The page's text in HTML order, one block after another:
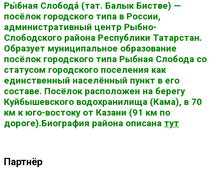
Ры́бная Слобода́ (тат. Балык Бистәсе) —
посёлок городского типа в России,
административный центр Рыбно-
Слободского района Республики Татарстан.
Образует муниципальное образование
посёлок городского типа Рыбная Слобода со
статусом городского поселения как
единственный населённый пункт в его
составе. Посёлок расположен на берегу
Куйбышевского водохранилища (Кама), в 70
км к юго-востоку от Казани (91 км по
дороге).Биография района описана тут
Партнёр